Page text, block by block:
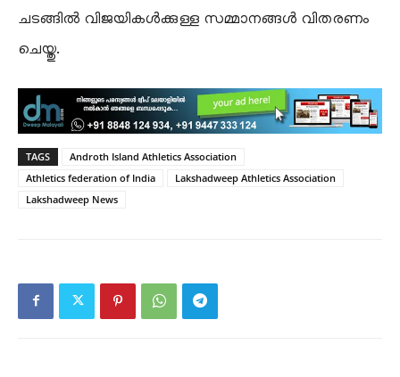
ചടങ്ങിൽ വിജയികൾക്കുള്ള സമ്മാനങ്ങൾ വിതരണം
ചെയ്തു.
TAGS
Androth Island Athletics Association
Athletics federation of India
Lakshadweep Athletics Association
Lakshadweep News